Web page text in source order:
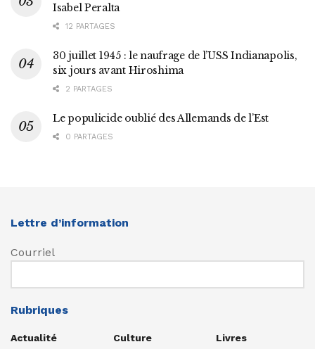
Isabel Peralta
12 PARTAGES
30 juillet 1945 : le naufrage de l’USS Indianapolis,
six jours avant Hiroshima
2 PARTAGES
Le populicide oublié des Allemands de l’Est
0 PARTAGES
Lettre d’information
Courriel
Rubriques
Actualité
Culture
Livres